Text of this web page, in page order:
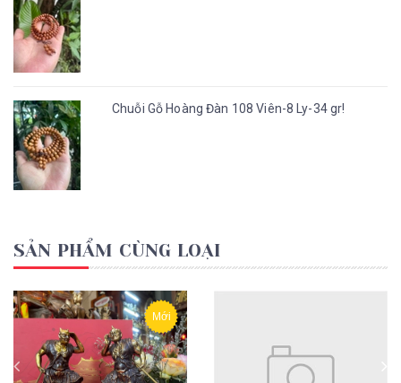
Chuỗi Gỗ Hoàng Đàn 108 Viên-8 Ly-34 gr!
SẢN PHẨM CÙNG LOẠI
Mới